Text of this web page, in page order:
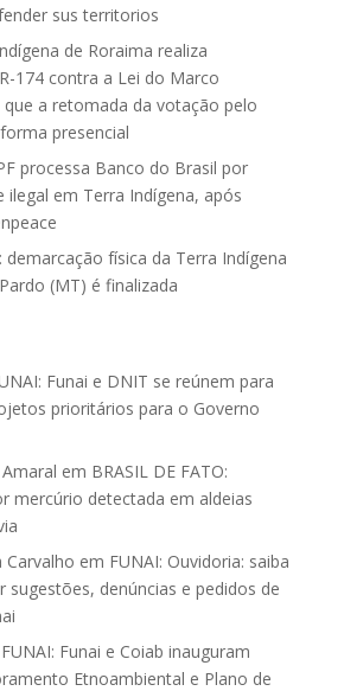
sus territorios
de Roraima realiza
174 contra a Lei do Marco
a retomada da votação pelo
presencial
processa Banco do Brasil por
ilegal em Terra Indígena, após
demarcação física da Terra Indígena
(MT) é finalizada
Funai e DNIT se reúnem para
prioritários para o Governo
em BRASIL DE FATO:
mercúrio detectada em aldeias
Carvalho em FUNAI: Ouvidoria: saiba
sugestões, denúncias e pedidos de
FUNAI: Funai e Coiab inauguram
Etnoambiental e Plano de